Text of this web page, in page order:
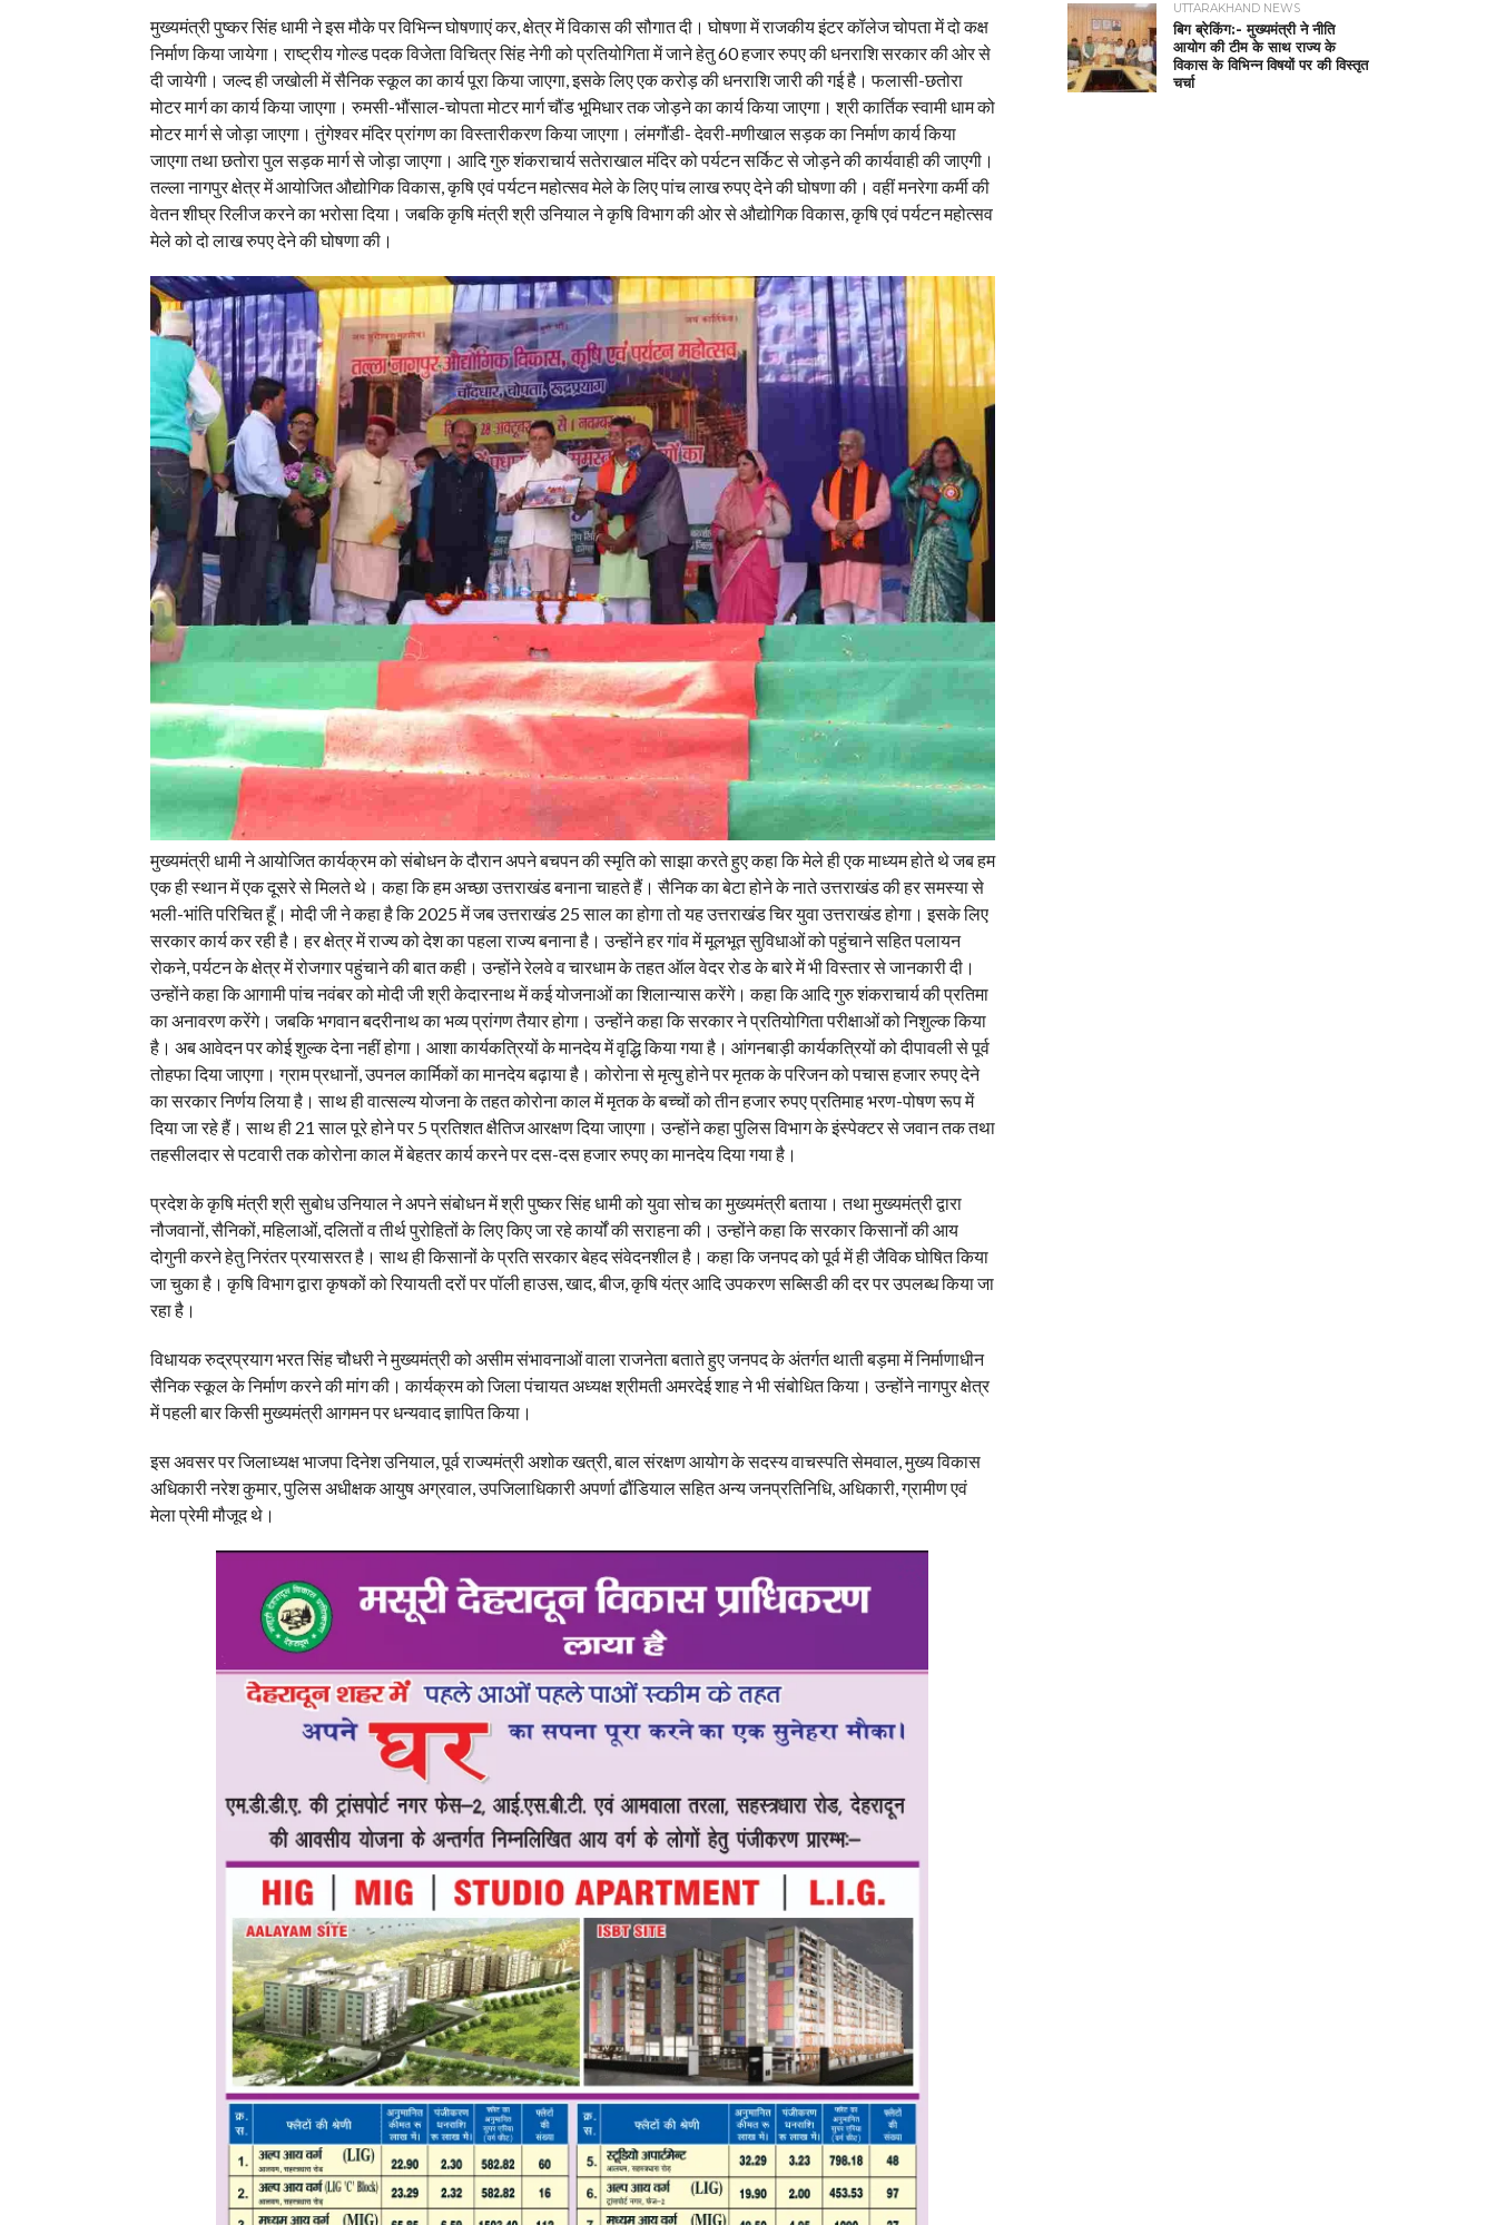
मुख्यमंत्री पुष्कर सिंह धामी ने इस मौके पर विभिन्न घोषणाएं कर, क्षेत्र में विकास की सौगात दी। घोषणा में राजकीय इंटर कॉलेज चोपता में दो कक्ष
निर्माण किया जायेगा। राष्ट्रीय गोल्ड पदक विजेता विचित्र सिंह नेगी को प्रतियोगिता में जाने हेतु 60 हजार रुपए की धनराशि सरकार की ओर से
दी जायेगी। जल्द ही जखोली में सैनिक स्कूल का कार्य पूरा किया जाएगा, इसके लिए एक करोड़ की धनराशि जारी की गई है। फलासी-छतोरा
मोटर मार्ग का कार्य किया जाएगा। रुमसी-भौंसाल-चोपता मोटर मार्ग चौंड भूमिधार तक जोड़ने का कार्य किया जाएगा। श्री कार्तिक स्वामी धाम को
मोटर मार्ग से जोड़ा जाएगा। तुंगेश्वर मंदिर प्रांगण का विस्तारीकरण किया जाएगा। लंमगौंडी- देवरी-मणीखाल सड़क का निर्माण कार्य किया
जाएगा तथा छतोरा पुल सड़क मार्ग से जोड़ा जाएगा। आदि गुरु शंकराचार्य सतेराखाल मंदिर को पर्यटन सर्किट से जोड़ने की कार्यवाही की जाएगी।
तल्ला नागपुर क्षेत्र में आयोजित औद्योगिक विकास, कृषि एवं पर्यटन महोत्सव मेले के लिए पांच लाख रुपए देने की घोषणा की। वहीं मनरेगा कर्मी की
वेतन शीघ्र रिलीज करने का भरोसा दिया। जबकि कृषि मंत्री श्री उनियाल ने कृषि विभाग की ओर से औद्योगिक विकास, कृषि एवं पर्यटन महोत्सव
मेले को दो लाख रुपए देने की घोषणा की।
मुख्यमंत्री धामी ने आयोजित कार्यक्रम को संबोधन के दौरान अपने बचपन की स्मृति को साझा करते हुए कहा कि मेले ही एक माध्यम होते थे जब हम
एक ही स्थान में एक दूसरे से मिलते थे। कहा कि हम अच्छा उत्तराखंड बनाना चाहते हैं। सैनिक का बेटा होने के नाते उत्तराखंड की हर समस्या से
भली-भांति परिचित हूँ। मोदी जी ने कहा है कि 2025 में जब उत्तराखंड 25 साल का होगा तो यह उत्तराखंड चिर युवा उत्तराखंड होगा। इसके लिए
सरकार कार्य कर रही है। हर क्षेत्र में राज्य को देश का पहला राज्य बनाना है। उन्होंने हर गांव में मूलभूत सुविधाओं को पहुंचाने सहित पलायन
रोकने, पर्यटन के क्षेत्र में रोजगार पहुंचाने की बात कही। उन्होंने रेलवे व चारधाम के तहत ऑल वेदर रोड के बारे में भी विस्तार से जानकारी दी।
उन्होंने कहा कि आगामी पांच नवंबर को मोदी जी श्री केदारनाथ में कई योजनाओं का शिलान्यास करेंगे। कहा कि आदि गुरु शंकराचार्य की प्रतिमा
का अनावरण करेंगे। जबकि भगवान बदरीनाथ का भव्य प्रांगण तैयार होगा। उन्होंने कहा कि सरकार ने प्रतियोगिता परीक्षाओं को निशुल्क किया
है। अब आवेदन पर कोई शुल्क देना नहीं होगा। आशा कार्यकत्रियों के मानदेय में वृद्धि किया गया है। आंगनबाड़ी कार्यकत्रियों को दीपावली से पूर्व
तोहफा दिया जाएगा। ग्राम प्रधानों, उपनल कार्मिकों का मानदेय बढ़ाया है। कोरोना से मृत्यु होने पर मृतक के परिजन को पचास हजार रुपए देने
का सरकार निर्णय लिया है। साथ ही वात्सल्य योजना के तहत कोरोना काल में मृतक के बच्चों को तीन हजार रुपए प्रतिमाह भरण-पोषण रूप में
दिया जा रहे हैं। साथ ही 21 साल पूरे होने पर 5 प्रतिशत क्षैतिज आरक्षण दिया जाएगा। उन्होंने कहा पुलिस विभाग के इंस्पेक्टर से जवान तक तथा
तहसीलदार से पटवारी तक कोरोना काल में बेहतर कार्य करने पर दस-दस हजार रुपए का मानदेय दिया गया है।
प्रदेश के कृषि मंत्री श्री सुबोध उनियाल ने अपने संबोधन में श्री पुष्कर सिंह धामी को युवा सोच का मुख्यमंत्री बताया। तथा मुख्यमंत्री द्वारा
नौजवानों, सैनिकों, महिलाओं, दलितों व तीर्थ पुरोहितों के लिए किए जा रहे कार्यों की सराहना की। उन्होंने कहा कि सरकार किसानों की आय
दोगुनी करने हेतु निरंतर प्रयासरत है। साथ ही किसानों के प्रति सरकार बेहद संवेदनशील है। कहा कि जनपद को पूर्व में ही जैविक घोषित किया
जा चुका है। कृषि विभाग द्वारा कृषकों को रियायती दरों पर पॉली हाउस, खाद, बीज, कृषि यंत्र आदि उपकरण सब्सिडी की दर पर उपलब्ध किया जा
रहा है।
विधायक रुद्रप्रयाग भरत सिंह चौधरी ने मुख्यमंत्री को असीम संभावनाओं वाला राजनेता बताते हुए जनपद के अंतर्गत थाती बड़मा में निर्माणाधीन
सैनिक स्कूल के निर्माण करने की मांग की। कार्यक्रम को जिला पंचायत अध्यक्ष श्रीमती अमरदेई शाह ने भी संबोधित किया। उन्होंने नागपुर क्षेत्र
में पहली बार किसी मुख्यमंत्री आगमन पर धन्यवाद ज्ञापित किया।
इस अवसर पर जिलाध्यक्ष भाजपा दिनेश उनियाल, पूर्व राज्यमंत्री अशोक खत्री, बाल संरक्षण आयोग के सदस्य वाचस्पति सेमवाल, मुख्य विकास
अधिकारी नरेश कुमार, पुलिस अधीक्षक आयुष अग्रवाल, उपजिलाधिकारी अपर्णा ढौंडियाल सहित अन्य जनप्रतिनिधि, अधिकारी, ग्रामीण एवं
मेला प्रेमी मौजूद थे।
UTTARAKHAND NEWS
बिग ब्रेकिंग:- मुख्यमंत्री ने नीति
आयोग की टीम के साथ राज्य के
विकास के विभिन्न विषयों पर की विस्तृत
चर्चा